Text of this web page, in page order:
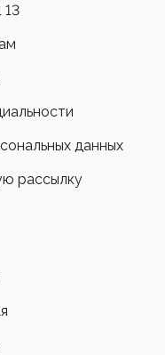
13
данных
рассылку